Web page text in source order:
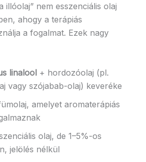
illóolaj” nem esszenciális olaj
ahogy a terápiás
a fogalmat. Ezek nagy
linalool+ hordozóolaj (pl.
vagy szójabab-olaj) keveréke
amelyet aromaterápiás
olaj, de 1–5%-os
jelölés nélkül